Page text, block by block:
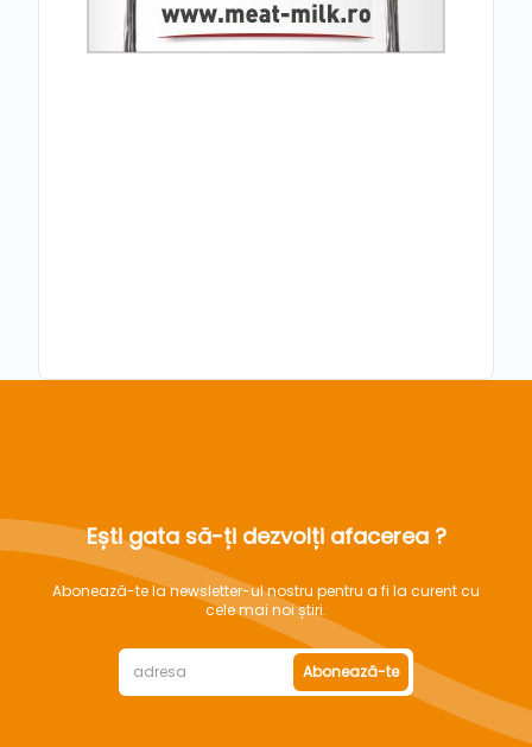
Ești gata să-ți dezvolți afacerea ?
Abonează-te la newsletter-ul nostru pentru a fi la curent cu
cele mai noi știri.
Abonează-te